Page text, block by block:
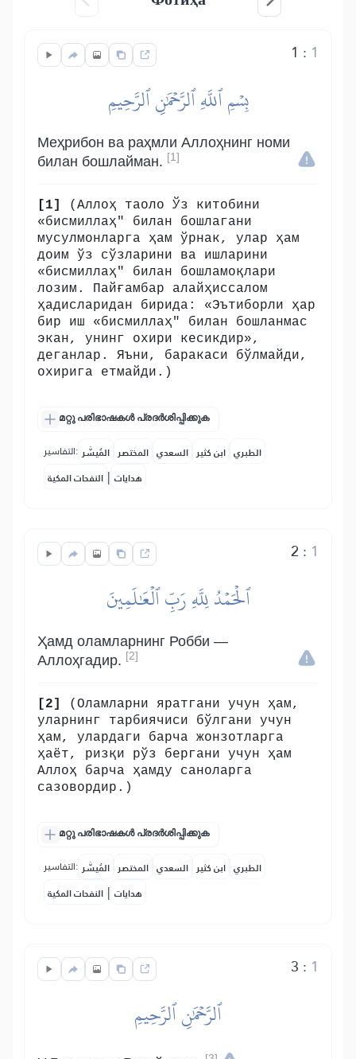
1 : 1
بِسۡمِ ٱللَّهِ ٱلرَّحۡمَٰنِ ٱلرَّحِيمِ
Меҳрибон ва раҳмли Аллоҳнинг номи
билан бошлайман. [1]
[1]
(Аллоҳ таоло Ўз китобини
«бисмиллаҳ" билан бошлагани
мусулмонларга ҳам ўрнак, улар ҳам
доим ўз сўзларини ва ишларини
«бисмиллаҳ" билан бошламоқлари
лозим. Пайғамбар алайҳиссалом
ҳадисларидан бирида: «Эътиборли ҳар
бир иш «бисмиллаҳ" билан бошланмас
экан, унинг охири кесикдир»,
деганлар. Яъни, баракаси бўлмайди,
охирига етмайди.)
മറ്റു പരിഭാഷകൾ പ്രദർശിപ്പിക്കുക
التفاسير: المُيسَّر المختصر السعدي ابن كثير الطبري
النفحات المكية | هدايات
2 : 1
ٱلۡحَمۡدُ لِلَّهِ رَبِّ ٱلۡعَٰلَمِينَ
Ҳамд оламларнинг Робби —
Аллоҳгадир. [2]
[2]
(Оламларни яратгани учун ҳам,
уларнинг тарбиячиси бўлгани учун
ҳам, улардаги барча жонзотларга
ҳаёт, ризқи рўз бергани учун ҳам
Аллоҳ барча ҳамду саноларга
сазовордир.)
മറ്റു പരിഭാഷകൾ പ്രദർശിപ്പിക്കുക
التفاسير: المُيسَّر المختصر السعدي ابن كثير الطبري
النفحات المكية | هدايات
3 : 1
ٱلرَّحۡمَٰنِ ٱلرَّحِيمِ